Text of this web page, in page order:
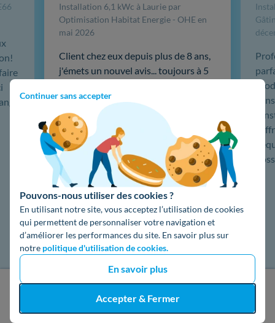
Continuer sans accepter
Pouvons-nous utiliser des cookies ?
En utilisant notre site, vous acceptez l’utilisation de cookies
qui permettent de personnaliser votre navigation et
d’améliorer les performances du site. En savoir plus sur
notre politique d'utilisation de cookies.
En savoir plus
Accepter & Fermer
J'obtiens un devis gratuit
Installation 6,1 kWc à Laurie par
Optimisation Habitat Energie - OHE en
mai 2026
Client chez eux depuis plus de 8 ans,
j'émets un nouvel avis... toujours à 5
particulièrement compétents m'ont
installé une centrale de 19 panneaux
solaires, puis une sauvegarde
batterie 5kw Emphase, du très haut
de gamme. …
Lire la suite